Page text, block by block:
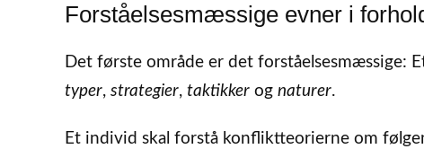
Forståelsesmæssige evner i
Det første område er det
typer, strategier, taktikker og naturer.
Et individ skal forstå konfliktteorierne om